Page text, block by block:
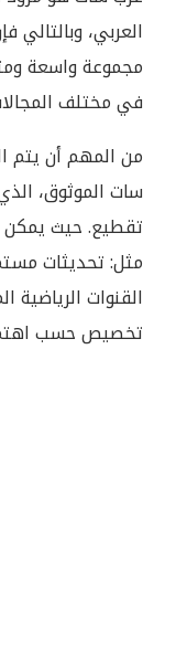
العربي، وبالتالي
مجموعة واسعة
في مختلف
سات الموثوق،
مثل: تحديثات
القنوات الرياضية
تخصيص حسب